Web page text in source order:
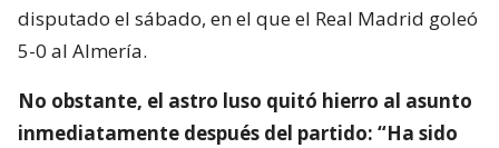
disputado el sábado, en el que el Real Madrid goleó
5-0 al Almería.
No obstante, el astro luso quitó hierro al asunto
inmediatamente después del partido: “Ha sido